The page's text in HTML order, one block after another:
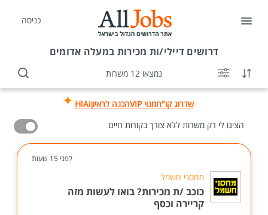
כניסה
דרושים דיילי/ות מכירות במעלה אדומים
נמצאו 12 משרות
שדרוג קו"חמנוי VIP הכנה לראיוןHiAi
הציגו לי רק משרות ללא צורך בקורות חיים
לפני 15 שעות
מחסני חשמל
כוכב /ת מכירות? בואו לעשות מזה
קריירה וכסף